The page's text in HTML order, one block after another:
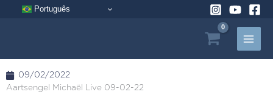
Português
09/02/2022
Aartsengel Michaël Live 09-02-22